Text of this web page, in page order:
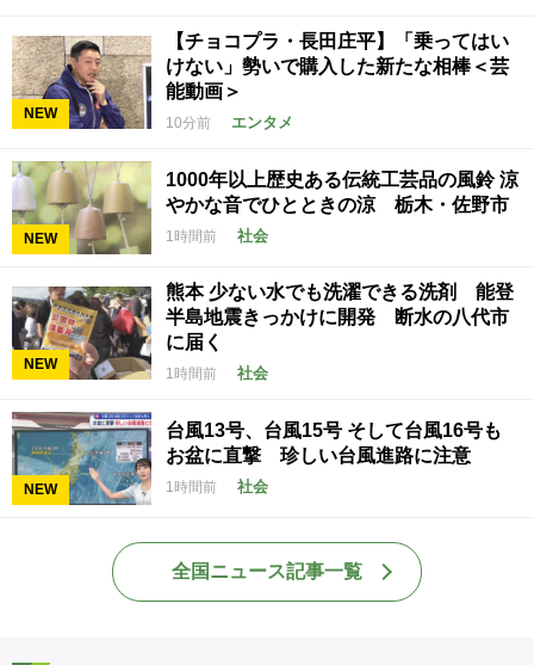
NEW
【チョコプラ・長田庄平】「乗ってはい
けない」勢いで購入した新たな相棒＜芸
能動画＞
10分前 エンタメ
NEW
1000年以上歴史ある伝統工芸品の風鈴 涼
やかな音でひとときの涼 栃木・佐野市
1時間前 社会
NEW
熊本 少ない水でも洗濯できる洗剤 能登
半島地震きっかけに開発 断水の八代市
に届く
1時間前 社会
NEW
台風13号、台風15号 そして台風16号も
お盆に直撃 珍しい台風進路に注意
1時間前 社会
全国ニュース記事一覧